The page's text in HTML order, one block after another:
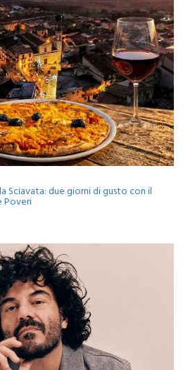
Sciavata: due giorni di gusto con il
Poveri